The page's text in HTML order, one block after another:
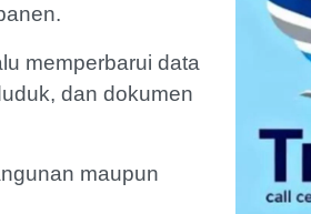
memperbarui data
dan dokumen
maupun